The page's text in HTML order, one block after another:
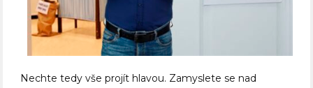
Nechte tedy vše projít hlavou. Zamyslete se nad